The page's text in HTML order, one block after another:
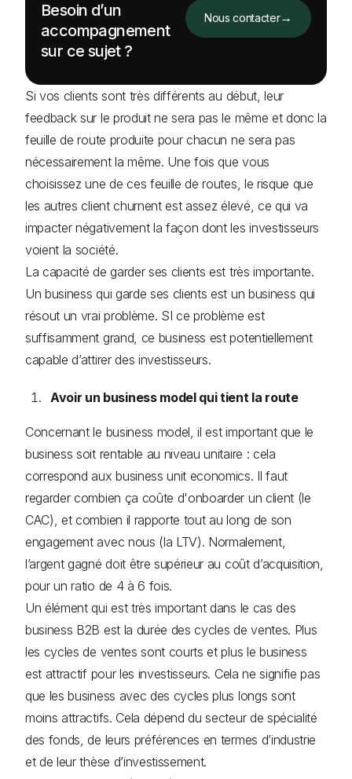
Besoin d’un
accompagnement
sur ce sujet ?
Nous contacter→
Si vos clients sont très différents au début, leur
feedback sur le produit ne sera pas le même et donc la
feuille de route produite pour chacun ne sera pas
nécessairement la même. Une fois que vous
choisissez une de ces feuille de routes, le risque que
les autres client churnent est assez élevé, ce qui va
impacter négativement la façon dont les investisseurs
voient la société.
La capacité de garder ses clients est très importante.
Un business qui garde ses clients est un business qui
résout un vrai problème. SI ce problème est
suffisamment grand, ce business est potentiellement
capable d’attirer des investisseurs.
Avoir un business model qui tient la route
Concernant le business model, il est important que le
business soit rentable au niveau unitaire : cela
correspond aux business unit economics. Il faut
regarder combien ça coûte d'onboarder un client (le
CAC), et combien il rapporte tout au long de son
engagement avec nous (la LTV). Normalement,
l’argent gagné doit être supérieur au coût d’acquisition,
pour un ratio de 4 à 6 fois.
Un élément qui est très important dans le cas des
business B2B est la durée des cycles de ventes. Plus
les cycles de ventes sont courts et plus le business
est attractif pour les investisseurs. Cela ne signifie pas
que les business avec des cycles plus longs sont
moins attractifs. Cela dépend du secteur de spécialité
des fonds, de leurs préférences en termes d’industrie
et de leur thèse d’investissement.